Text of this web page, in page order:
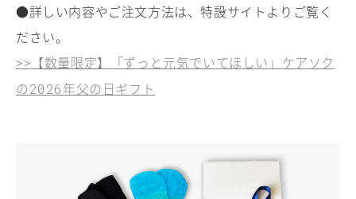
●詳しい内容やご注文方法は、特設サイトよりご覧く
ださい。
>> 【数量限定】「ずっと元気でいてほしい」ケアソク
の2026年父の日ギフト